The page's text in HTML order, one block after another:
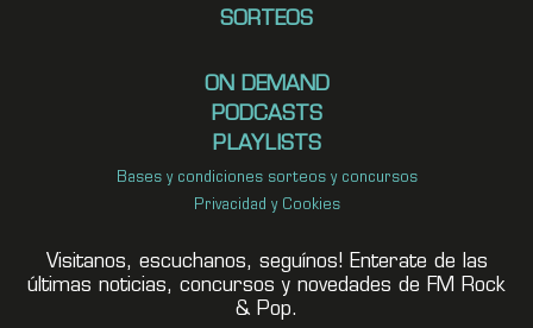
SORTEOS
ON DEMAND
PODCASTS
PLAYLISTS
Bases y condiciones sorteos y concursos
Privacidad y Cookies
Visitanos, escuchanos, seguínos! Enterate de las
últimas noticias, concursos y novedades de FM Rock
& Pop.